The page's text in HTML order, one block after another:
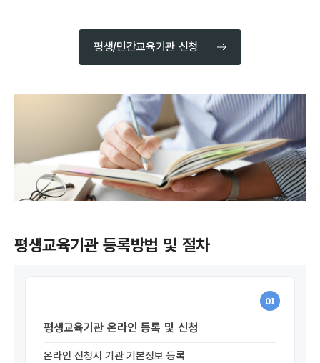
평생/민간교육기관 신청
평생교육기관 등록방법 및 절차
01
평생교육기관 온라인 등록 및 신청
온라인 신청시 기관 기본정보 등록